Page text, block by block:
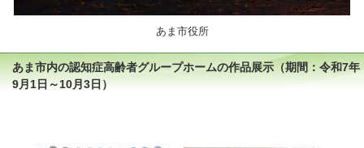
あま市役所
あま市内の認知症高齢者グループホームの作品展示（期間：令和7年
9月1日～10月3日）